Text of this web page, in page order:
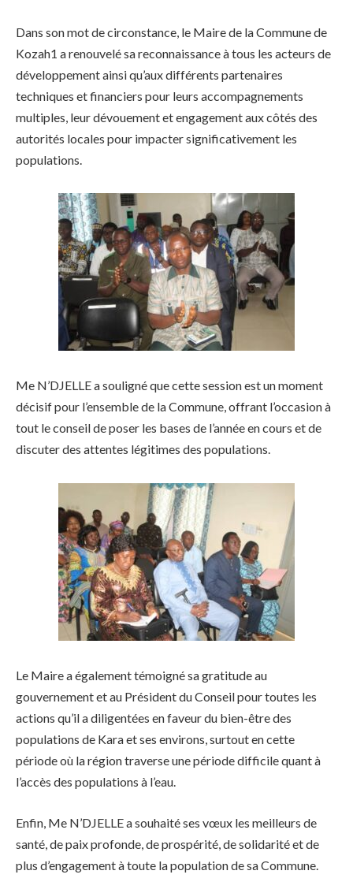
Dans son mot de circonstance, le Maire de la Commune de
Kozah1 a renouvelé sa reconnaissance à tous les acteurs de
développement ainsi qu’aux différents partenaires
techniques et financiers pour leurs accompagnements
multiples, leur dévouement et engagement aux côtés des
autorités locales pour impacter significativement les
populations.
Me N’DJELLE a souligné que cette session est un moment
décisif pour l’ensemble de la Commune, offrant l’occasion à
tout le conseil de poser les bases de l’année en cours et de
discuter des attentes légitimes des populations.
Le Maire a également témoigné sa gratitude au
gouvernement et au Président du Conseil pour toutes les
actions qu’il a diligentées en faveur du bien-être des
populations de Kara et ses environs, surtout en cette
période où la région traverse une période difficile quant à
l’accès des populations à l’eau.
Enfin, Me N’DJELLE a souhaité ses vœux les meilleurs de
santé, de paix profonde, de prospérité, de solidarité et de
plus d’engagement à toute la population de sa Commune.